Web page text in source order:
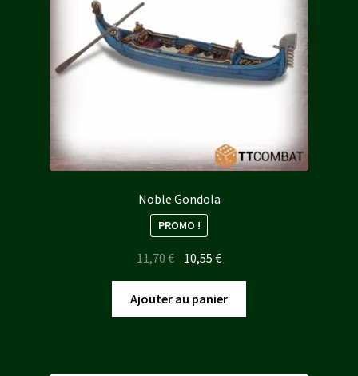
Noble Gondola
PROMO !
11,70€ Le
prix
initial
était :
10,55€Le
prix
actuel
est :
Ajouter au panier